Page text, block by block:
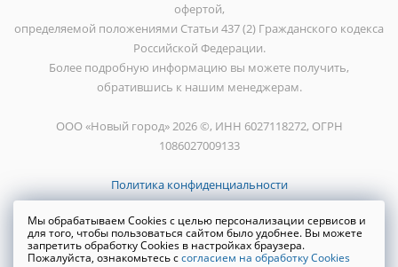
офертой,
определяемой положениями Статьи 437 (2) Гражданского кодекса
Российской Федерации.
Более подробную информацию вы можете получить,
обратившись к нашим менеджерам.
ООО «Новый город» 2026 ©, ИНН 6027118272, ОГРН
1086027009133
Политика конфиденциальности
Создание сайта WRP
Мы обрабатываем Cookies с целью персонализации сервисов и
для того, чтобы пользоваться сайтом было удобнее. Вы можете
запретить обработку Cookies в настройках браузера.
Пожалуйста, ознакомьтесь ссогласием на обработку Cookies